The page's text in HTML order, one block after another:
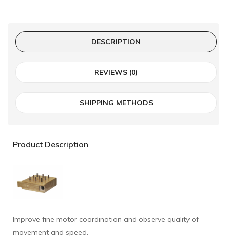
DESCRIPTION
REVIEWS (0)
SHIPPING METHODS
Product Description
Improve fine motor coordination and observe quality of
movement and speed.